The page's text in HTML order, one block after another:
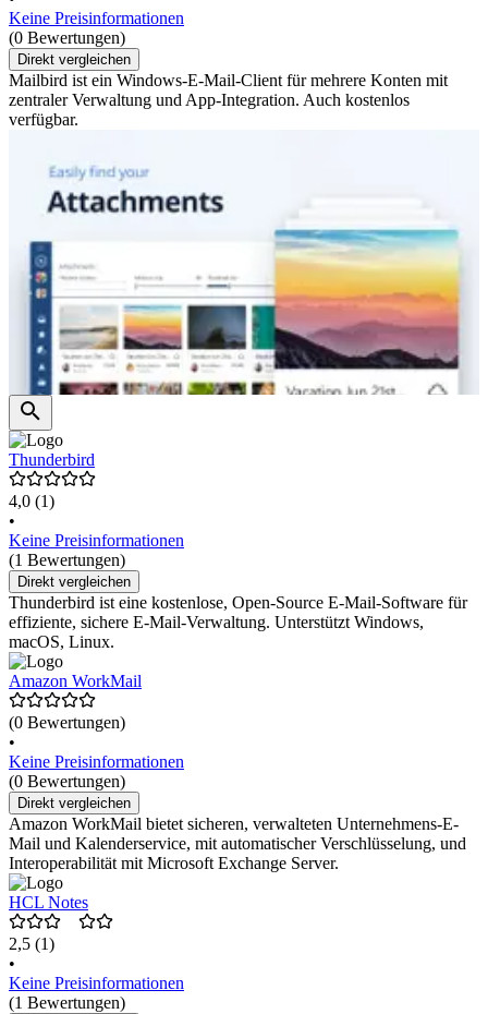
Keine Preisinformationen
(0 Bewertungen)
Direkt vergleichen
Mailbird ist ein Windows-E-Mail-Client für mehrere Konten mit
zentraler Verwaltung und App-Integration. Auch kostenlos
verfügbar.
Thunderbird
4,0 (1)
•
Keine Preisinformationen
(1 Bewertungen)
Direkt vergleichen
Thunderbird ist eine kostenlose, Open-Source E-Mail-Software für
effiziente, sichere E-Mail-Verwaltung. Unterstützt Windows,
macOS, Linux.
Amazon WorkMail
(0 Bewertungen)
•
Keine Preisinformationen
(0 Bewertungen)
Direkt vergleichen
Amazon WorkMail bietet sicheren, verwalteten Unternehmens-E-
Mail und Kalenderservice, mit automatischer Verschlüsselung, und
Interoperabilität mit Microsoft Exchange Server.
HCL Notes
2,5 (1)
•
Keine Preisinformationen
(1 Bewertungen)